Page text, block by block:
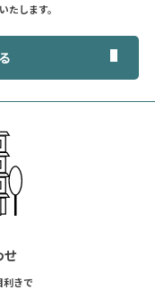
たします。
せ
利きで